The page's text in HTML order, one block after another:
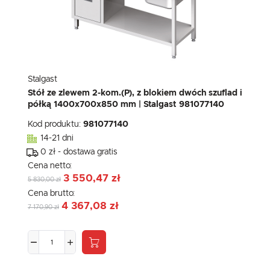
Stalgast
Stół ze zlewem 2-kom.(P), z blokiem dwóch szuflad i
półką 1400x700x850 mm | Stalgast 981077140
Kod produktu: 981077140
14-21 dni
0 zł - dostawa gratis
Cena netto:
5 830,00 zł 3 550,47 zł
Cena brutto:
7 170,90 zł 4 367,08 zł